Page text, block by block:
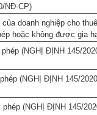
NĐ-CP)
doanh nghiệp cho
hoặc không được gia
NĐ-CP)
(NGHỊ ĐỊNH 145/
(NGHỊ ĐỊNH 145/
(NGHỊ ĐỊNH 145/